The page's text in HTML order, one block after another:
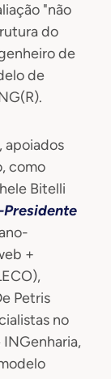
"não
do
de
de
apoiados
como
Bitelli
+
Petris
no